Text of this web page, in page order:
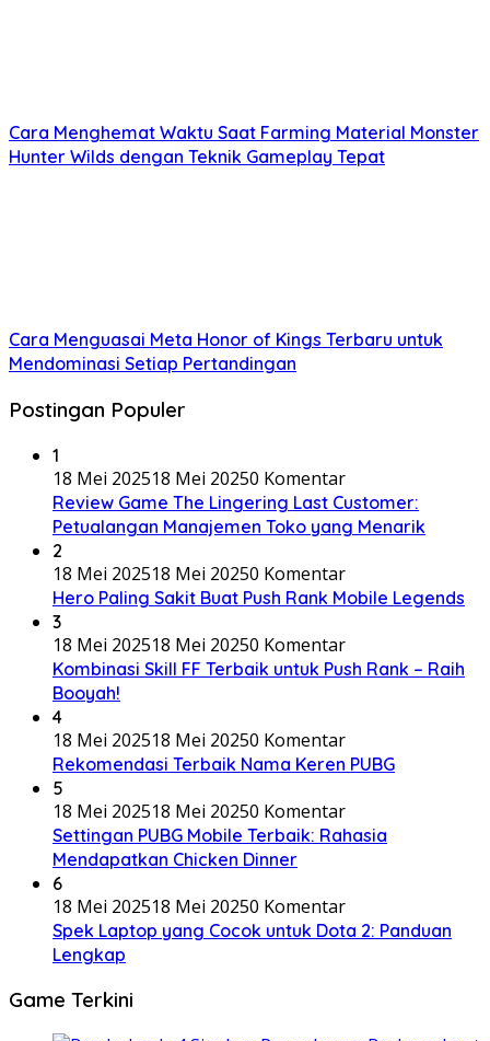
Cara Menghemat Waktu Saat Farming Material Monster
Hunter Wilds dengan Teknik Gameplay Tepat
Cara Menguasai Meta Honor of Kings Terbaru untuk
Mendominasi Setiap Pertandingan
Postingan Populer
1
18 Mei 202518 Mei 20250 Komentar
Review Game The Lingering Last Customer:
Petualangan Manajemen Toko yang Menarik
2
18 Mei 202518 Mei 20250 Komentar
Hero Paling Sakit Buat Push Rank Mobile Legends
3
18 Mei 202518 Mei 20250 Komentar
Kombinasi Skill FF Terbaik untuk Push Rank – Raih
Booyah!
4
18 Mei 202518 Mei 20250 Komentar
Rekomendasi Terbaik Nama Keren PUBG
5
18 Mei 202518 Mei 20250 Komentar
Settingan PUBG Mobile Terbaik: Rahasia
Mendapatkan Chicken Dinner
6
18 Mei 202518 Mei 20250 Komentar
Spek Laptop yang Cocok untuk Dota 2: Panduan
Lengkap
Game Terkini